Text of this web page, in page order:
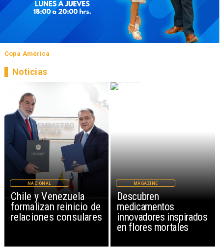
Copa América
Chile y Venezuela
formalizan reinicio de
relaciones consulares
NACIONAL
Descubren
medicamentos
innovadores inspirados
en flores mortales
MAGAZINE
Noticias